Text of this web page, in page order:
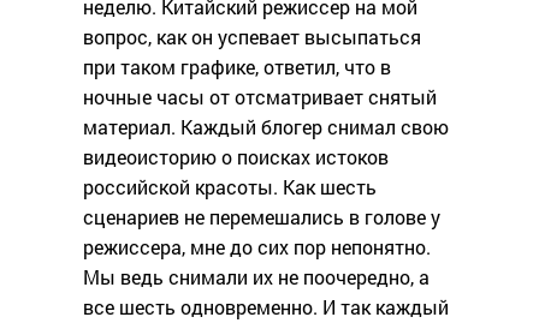
неделю. Китайский режиссер на мой
вопрос, как он успевает высыпаться
при таком графике, ответил, что в
ночные часы от отсматривает снятый
материал. Каждый блогер снимал свою
видеоисторию о поисках истоков
российской красоты. Как шесть
сценариев не перемешались в голове у
режиссера, мне до сих пор непонятно.
Мы ведь снимали их не поочередно, а
все шесть одновременно. И так каждый